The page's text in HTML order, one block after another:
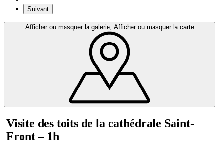
Suivant
Afficher ou masquer la galerie, Afficher ou masquer la carte
Visite des toits de la cathédrale Saint-
Front – 1h